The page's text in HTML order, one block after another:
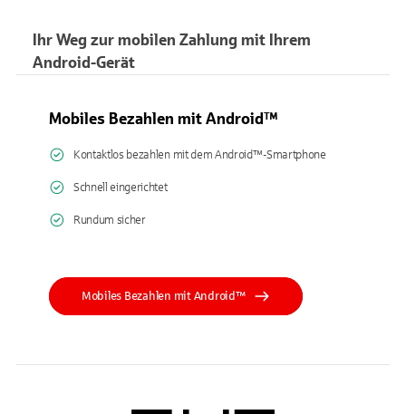
Ihr Weg zur mobilen Zahlung mit Ihrem
Android-Gerät
Mobiles Bezahlen mit Android™
Kontaktlos bezahlen mit dem Android™-Smartphone
Schnell eingerichtet
Rundum sicher
Mobiles Bezahlen mit Android™